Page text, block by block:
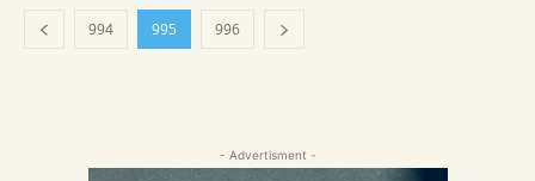
994 995 996
- Advertisment -